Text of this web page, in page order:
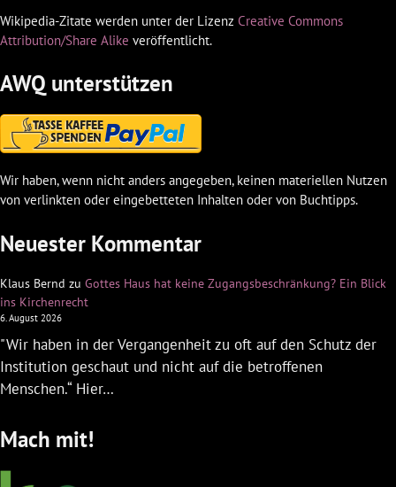
Wikipedia-Zitate werden unter der Lizenz Creative Commons
Attribution/Share Alike veröffentlicht.
AWQ unterstützen
Wir haben, wenn nicht anders angegeben, keinen materiellen Nutzen
von verlinkten oder eingebetteten Inhalten oder von Buchtipps.
Neuester Kommentar
Klaus Bernd zu Gottes Haus hat keine Zugangsbeschränkung? Ein Blick
ins Kirchenrecht
6. August 2026
"Wir haben in der Vergangenheit zu oft auf den Schutz der
Institution geschaut und nicht auf die betroffenen
Menschen.“ Hier…
Mach mit!